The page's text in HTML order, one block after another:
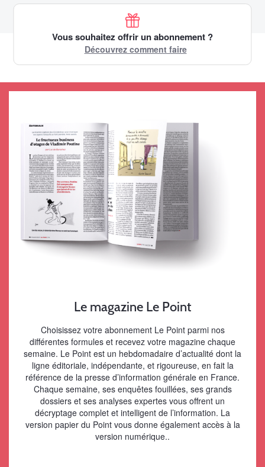
Vous souhaitez offrir un abonnement ?
Découvrez comment faire
Le magazine Le Point
Choisissez votre abonnement Le Point parmi nos
différentes formules et recevez votre magazine chaque
semaine. Le Point est un hebdomadaire d’actualité dont la
ligne éditoriale, indépendante, et rigoureuse, en fait la
référence de la presse d’information générale en France.
Chaque semaine, ses enquêtes fouillées, ses grands
dossiers et ses analyses expertes vous offrent un
décryptage complet et intelligent de l’information. La
version papier du Point vous donne également accès à la
version numérique..